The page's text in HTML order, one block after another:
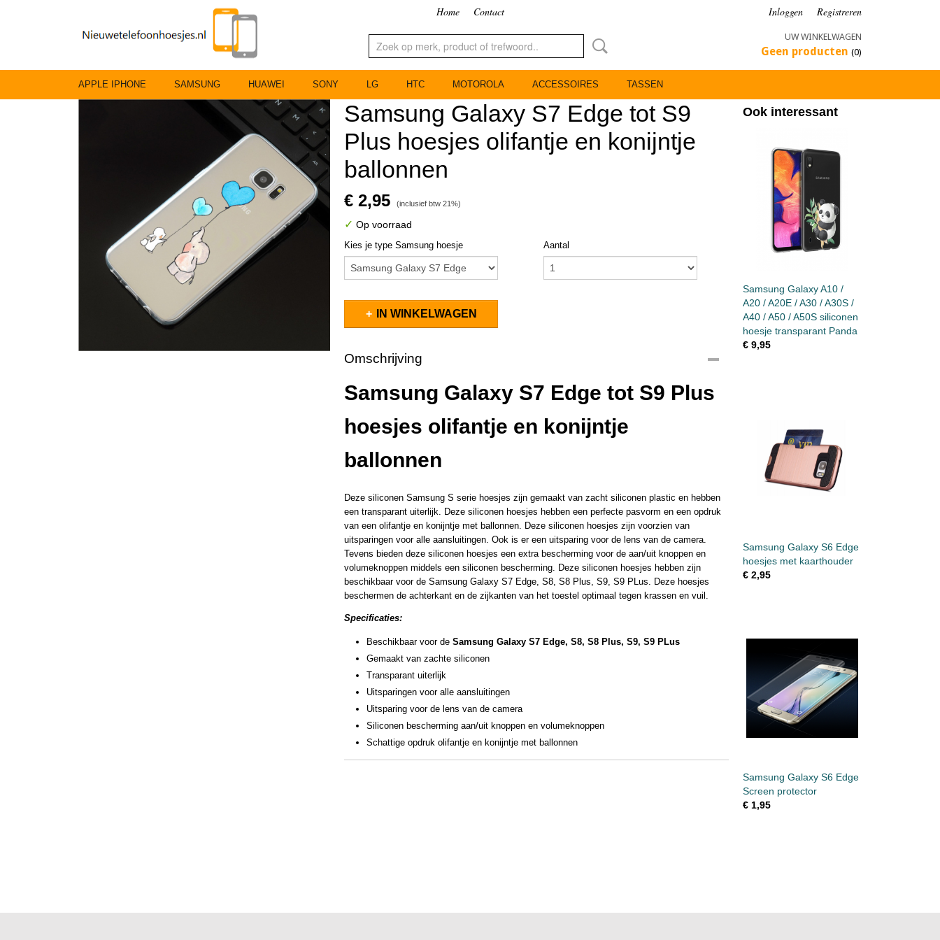
Home Contact Inloggen Registreren
UW WINKELWAGEN
Geen producten (0)
APPLE IPHONE SAMSUNG HUAWEI SONY LG HTC MOTOROLA ACCESSOIRES TASSEN
Samsung Galaxy S7 Edge tot S9
Plus hoesjes olifantje en konijntje
ballonnen
€ 2,95 (inclusief btw 21%)
✓ Op voorraad
Kies je type Samsung hoesje Aantal
IN WINKELWAGEN
Omschrijving
Samsung Galaxy S7 Edge tot S9 Plus
hoesjes olifantje en konijntje
ballonnen
Deze siliconen Samsung S serie hoesjes zijn gemaakt van zacht siliconen plastic en hebben
een transparant uiterlijk. Deze siliconen hoesjes hebben een perfecte pasvorm en een opdruk
van een olifantje en konijntje met ballonnen. Deze siliconen hoesjes zijn voorzien van
uitsparingen voor alle aansluitingen. Ook is er een uitsparing voor de lens van de camera.
Tevens bieden deze siliconen hoesjes een extra bescherming voor de aan/uit knoppen en
volumeknoppen middels een siliconen bescherming. Deze siliconen hoesjes hebben zijn
beschikbaar voor de Samsung Galaxy S7 Edge, S8, S8 Plus, S9, S9 PLus. Deze hoesjes
beschermen de achterkant en de zijkanten van het toestel optimaal tegen krassen en vuil.
Specificaties:
Beschikbaar voor de Samsung Galaxy S7 Edge, S8, S8 Plus, S9, S9 PLus
Gemaakt van zachte siliconen
Transparant uiterlijk
Uitsparingen voor alle aansluitingen
Uitsparing voor de lens van de camera
Siliconen bescherming aan/uit knoppen en volumeknoppen
Schattige opdruk olifantje en konijntje met ballonnen
Ook interessant
Samsung Galaxy A10 /
A20 / A20E / A30 / A30S /
A40 / A50 / A50S siliconen
hoesje transparant Panda
€ 9,95
Samsung Galaxy S6 Edge
hoesjes met kaarthouder
€ 2,95
Samsung Galaxy S6 Edge
Screen protector
€ 1,95